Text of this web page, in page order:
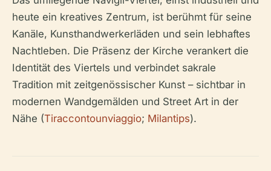
heute ein kreatives Zentrum, ist berühmt für seine
Kanäle, Kunsthandwerkerläden und sein lebhaftes
Nachtleben. Die Präsenz der Kirche verankert die
Identität des Viertels und verbindet sakrale
Tradition mit zeitgenössischer Kunst – sichtbar in
modernen Wandgemälden und Street Art in der
Nähe (Tiraccontounviaggio; Milantips).